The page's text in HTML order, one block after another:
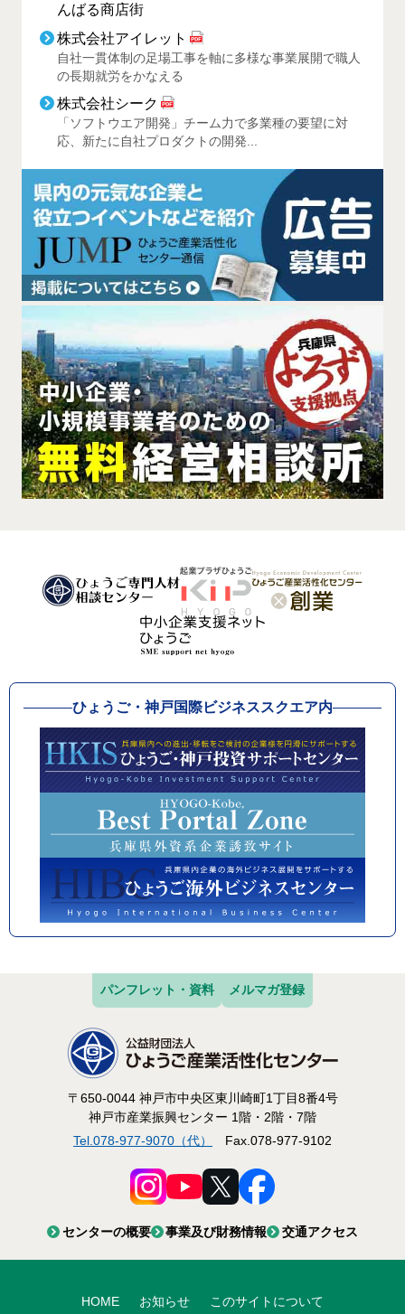
んばる商店街
株式会社アイレット
自社一貫体制の足場工事を軸に多様な事業展開で職人
の長期就労をかなえる
株式会社シーク
「ソフトウエア開発」チーム力で多業種の要望に対
応、新たに自社プロダクトの開発...
ひょうご・神戸国際ビジネススクエア内
パンフレット・資料 メルマガ登録
〒650-0044 神戸市中央区東川崎町1丁目8番4号
神戸市産業振興センター 1階・2階・7階
Tel.078-977-9070（代）
Fax.078-977-9102
センターの概要 事業及び財務情報 交通アクセス
HOME お知らせ このサイトについて